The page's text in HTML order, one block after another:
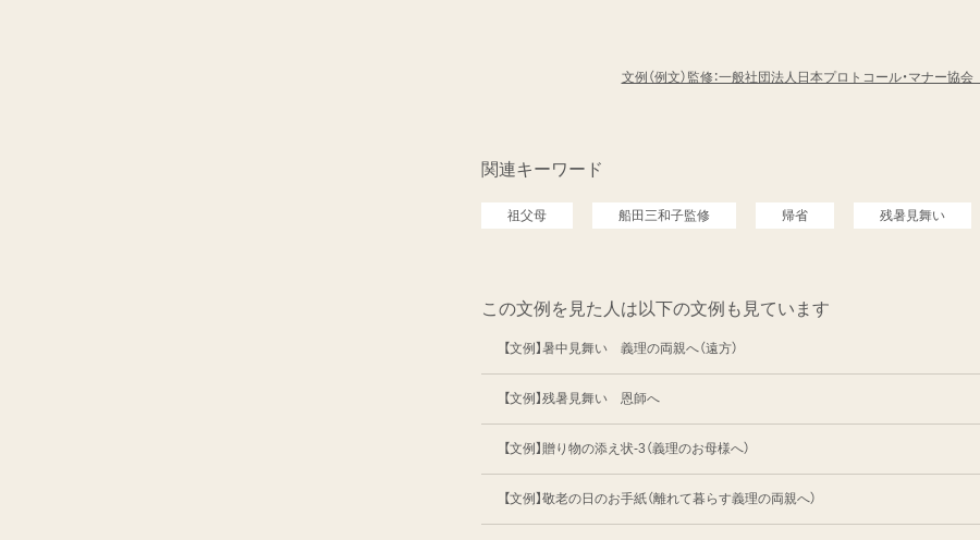
文例（例文）監修：一般社団法人日本プロトコール・マナー協会
関連キーワード
祖父母 船田三和子監修 帰省 残暑見舞い
この文例を見た人は以下の文例も見ています
【文例】暑中見舞い 義理の両親へ（遠方）
【文例】残暑見舞い 恩師へ
【文例】贈り物の添え状-3（義理のお母様へ）
【文例】敬老の日のお手紙（離れて暮らす義理の両親へ）